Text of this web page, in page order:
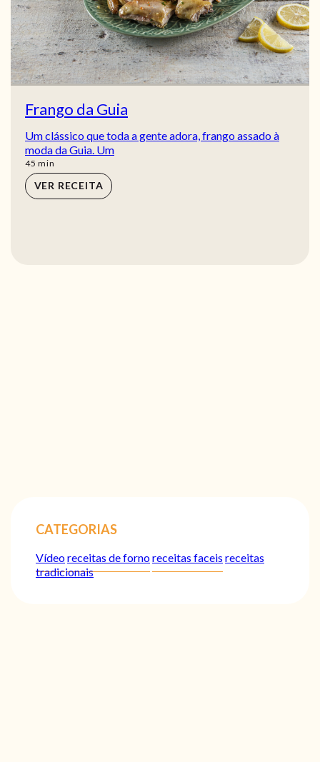
Frango da Guia
Um clássico que toda a gente adora, frango assado à
moda da Guia. Um
45 min
min
VER RECEITA
CATEGORIAS
Vídeoreceitas de fornoreceitas faceis receitas
tradicionais